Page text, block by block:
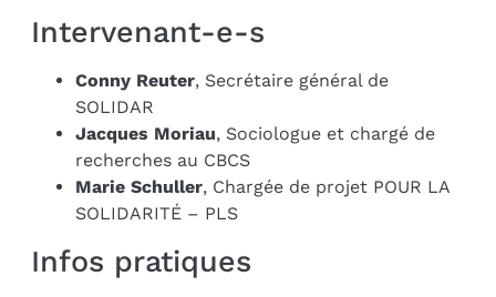
Intervenant-e-s
Conny Reuter, Secrétaire général de
SOLIDAR
Jacques Moriau, Sociologue et chargé de
recherches au CBCS
Marie Schuller, Chargée de projet POUR LA
SOLIDARITÉ – PLS
Infos pratiques